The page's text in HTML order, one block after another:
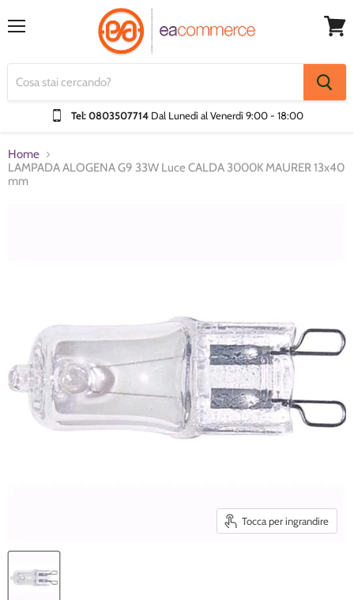
Tel: 0803507714 Dal Lunedì al Venerdì9:00 - 18:00
Home
LAMPADA ALOGENA G9 33W Luce CALDA 3000K MAURER 13x40
mm
Tocca per ingrandire